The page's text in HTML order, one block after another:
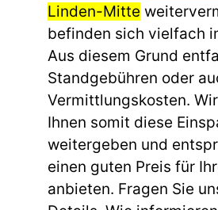
Linden-Mitte
befinden sich vielfach
Aus diesem Grund
Standgebühren oder
Vermittlungskosten.
Ihnen somit diese
weitergeben und
einen guten Preis für
anbieten. Fragen Sie